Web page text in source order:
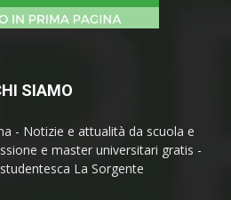
SIAMO
- Notizie e attualità da scuola e
e master universitari gratis -
La Sorgente